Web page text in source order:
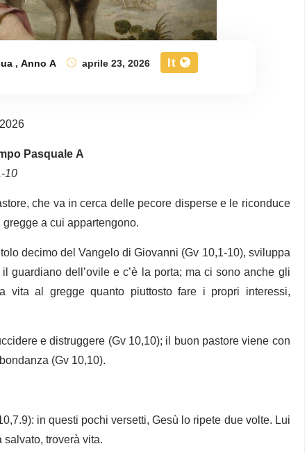
,Anno A aprile 23, 2026 It
Pasquale A
10
che va in cerca delle pecore disperse e le riconduce
a cui appartengono.
decimo del Vangelo di Giovanni (Gv 10,1-10), sviluppa
guardiano dell’ovile e c’è la porta; ma ci sono anche gli
al gregge quanto piuttosto fare i propri interessi,
e distruggere (Gv 10,10); il buon pastore viene con
(Gv 10,10).
in questi pochi versetti, Gesù lo ripete due volte. Lui
troverà vita.